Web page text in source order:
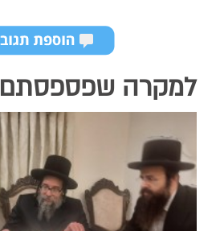
למקרה שפספסתם